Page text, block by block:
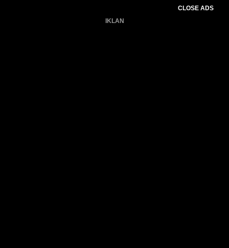
CLOSE ADS
IKLAN